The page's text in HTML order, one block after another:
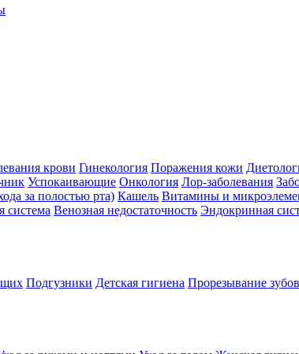
крови Гинекология Поражения кожи
Успокаивающие Онкология Лор-заболевания
за полостью рта) Кашель Витамины и
система Венозная недостаточность Эндокринная
Подгузники Детская гигиена Прорезывание зубов